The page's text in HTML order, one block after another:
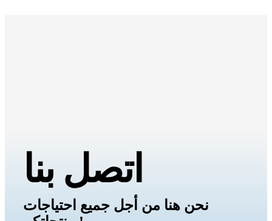
اتصل بنا
نحن هنا من أجل جميع احتياجات